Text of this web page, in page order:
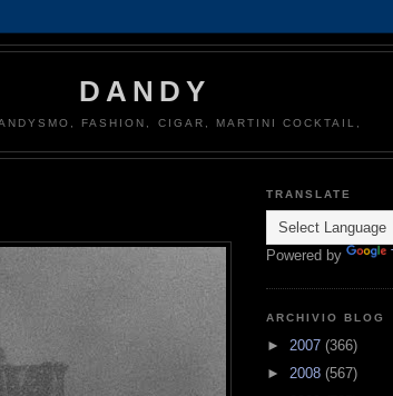
DANDY
FASHION, CIGAR, MARTINI COCKTAIL,
TRANSLATE
Powered by
ARCHIVIO BLOG
► 2007 (366)
► 2008 (567)